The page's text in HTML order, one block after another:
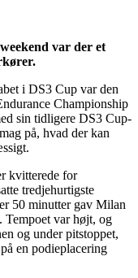
var der et
i DS3 Cup var den
Championship
sin tidligere DS3 Cup-
på, hvad der kan
kvitterede for
tredjehurtigste
50 minutter gav Milan
Tempoet var højt, og
og under pitstoppet,
en podieplacering